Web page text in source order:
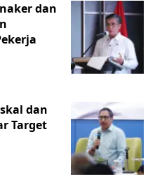
dan
dan
Target